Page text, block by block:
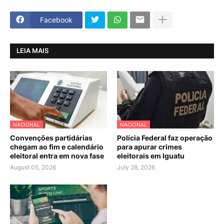
Facebook
LEIA MAIS
NACIONAL
Convenções partidárias
chegam ao fim e calendário
eleitoral entra em nova fase
August 05, 2026
NACIONAL
Polícia Federal faz operação
para apurar crimes
eleitorais em Iguatu
July 28, 2026